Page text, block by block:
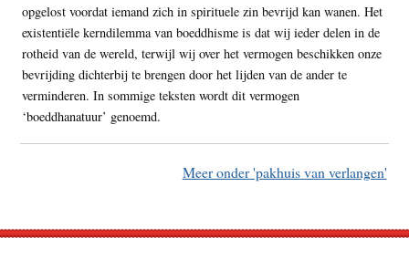
opgelost voordat iemand zich in spirituele zin bevrijd kan wanen. Het
existentiële kerndilemma van boeddhisme is dat wij ieder delen in de
rotheid van de wereld, terwijl wij over het vermogen beschikken onze
bevrijding dichterbij te brengen door het lijden van de ander te
verminderen. In sommige teksten wordt dit vermogen
‘boeddhanatuur’ genoemd.
Meer onder 'pakhuis van verlangen'